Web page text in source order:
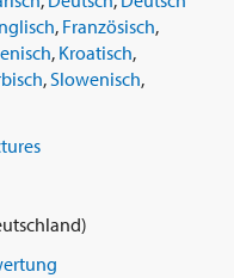
, Französisch,
, Kroatisch,
,Slowenisch,